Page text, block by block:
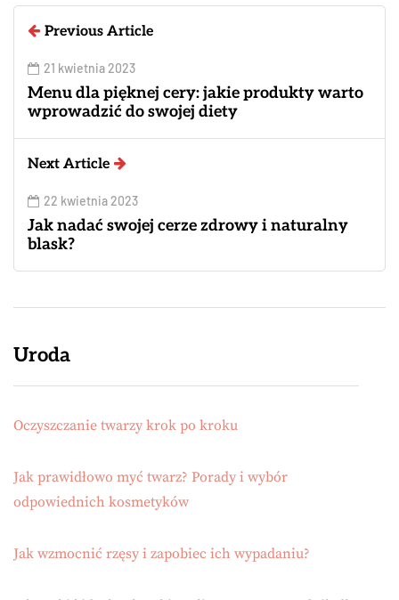
Previous Article
21 kwietnia 2023
Menu dla pięknej cery: jakie produkty warto
wprowadzić do swojej diety
Next Article
22 kwietnia 2023
Jak nadać swojej cerze zdrowy i naturalny
blask?
Uroda
Oczyszczanie twarzy krok po kroku
Jak prawidłowo myć twarz? Porady i wybór
odpowiednich kosmetyków
Jak wzmocnić rzęsy i zapobiec ich wypadaniu?